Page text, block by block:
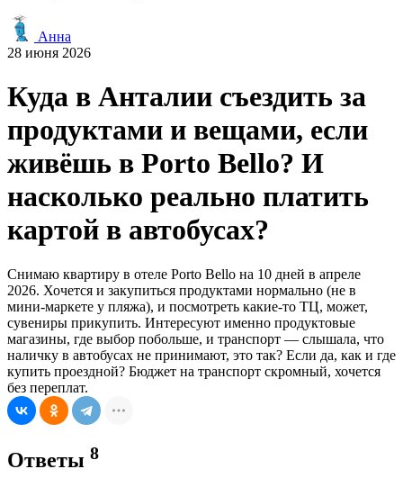
Анна
28 июня 2026
Куда в Анталии съездить за
продуктами и вещами, если
живёшь в Porto Bello? И
насколько реально платить
картой в автобусах?
Снимаю квартиру в отеле Porto Bello на 10 дней в апреле
2026. Хочется и закупиться продуктами нормально (не в
мини-маркете у пляжа), и посмотреть какие-то ТЦ, может,
сувениры прикупить. Интересуют именно продуктовые
магазины, где выбор побольше, и транспорт — слышала, что
наличку в автобусах не принимают, это так? Если да, как и где
купить проездной? Бюджет на транспорт скромный, хочется
без переплат.
Ответы 8